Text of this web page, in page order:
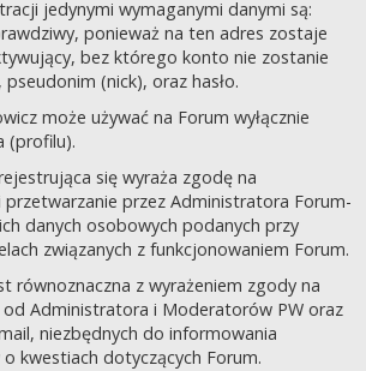
jedynymi wymaganymi danymi są:
ponieważ na ten adres zostaje
bez którego konto nie zostanie
(nick), oraz hasło.
może używać na Forum wyłącznie
(profilu).
się wyraża zgodę na
przetwarzanie przez Administratora Forum-
danych osobowych podanych przy
związanych z funkcjonowaniem Forum.
równoznaczna z wyrażeniem zgody na
Administratora i Moderatorów PW oraz
niezbędnych do informowania
kwestiach dotyczących Forum.